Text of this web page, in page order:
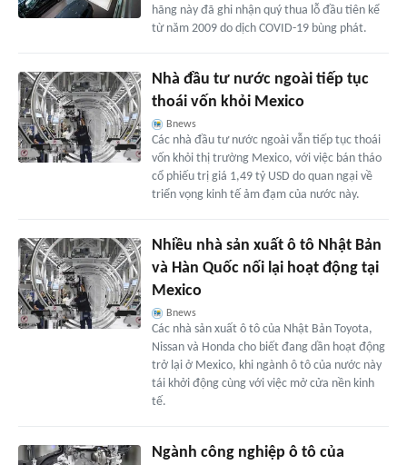
hãng này đã ghi nhận quý thua lỗ đầu tiên kể
từ năm 2009 do dịch COVID-19 bùng phát.
Nhà đầu tư nước ngoài tiếp tục
thoái vốn khỏi Mexico
Bnews
Các nhà đầu tư nước ngoài vẫn tiếp tục thoái
vốn khỏi thị trường Mexico, với việc bán tháo
cổ phiếu trị giá 1,49 tỷ USD do quan ngại về
triển vọng kinh tế ảm đạm của nước này.
Nhiều nhà sản xuất ô tô Nhật Bản
và Hàn Quốc nối lại hoạt động tại
Mexico
Bnews
Các nhà sản xuất ô tô của Nhật Bản Toyota,
Nissan và Honda cho biết đang dần hoạt động
trở lại ở Mexico, khi ngành ô tô của nước này
tái khởi động cùng với việc mở cửa nền kinh
tế.
Ngành công nghiệp ô tô của